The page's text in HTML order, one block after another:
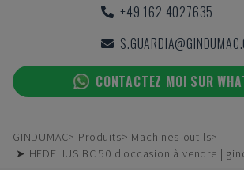
+49 162 4027635
CONTACTEZ MOI SUR
GINDUMAC Produits
Machines-outils
➤ HEDELIUS BC 50 d'occasion à vendre |